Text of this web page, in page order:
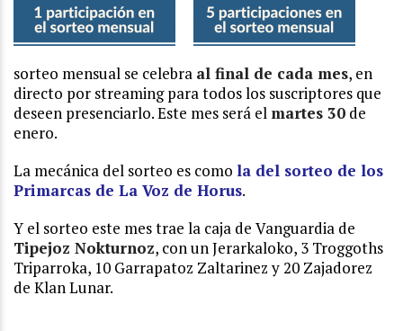
sorteo mensual se celebra al final de cada mes, en
directo por streaming para todos los suscriptores que
deseen presenciarlo. Este mes será el martes 30 de
enero.
La mecánica del sorteo es como la del sorteo de los
Primarcas de La Voz de Horus.
Y el sorteo este mes trae la caja de Vanguardia de
Tipejoz Nokturnoz, con un Jerarkaloko, 3 Troggoths
Triparroka, 10 Garrapatoz Zaltarinez y 20 Zajadorez
de Klan Lunar.